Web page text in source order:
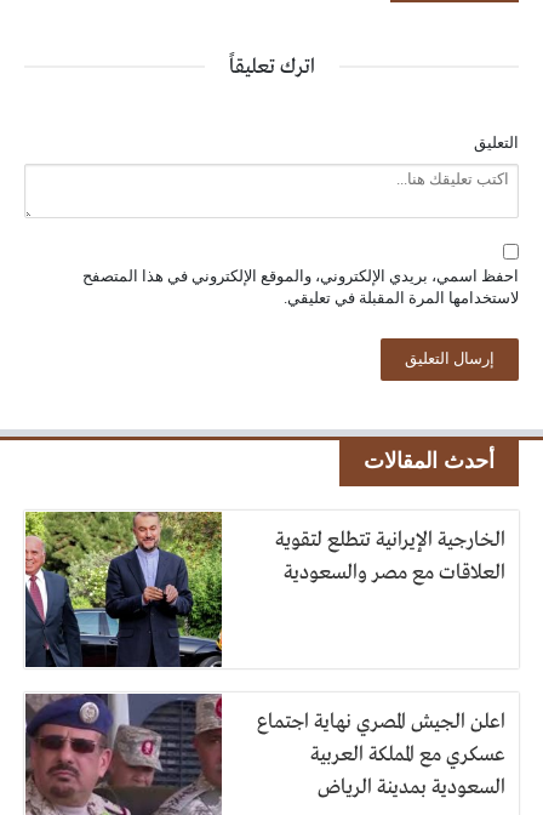
اترك تعليقاً
التعليق
احفظ اسمي، بريدي الإلكتروني، والموقع الإلكتروني في هذا المتصفح
لاستخدامها المرة المقبلة في تعليقي.
أحدث المقالات
الخارجية الإيرانية تتطلع لتقوية
العلاقات مع مصر والسعودية
اعلن الجيش المصري نهاية اجتماع
عسكري مع المملكة العربية
السعودية بمدينة الرياض